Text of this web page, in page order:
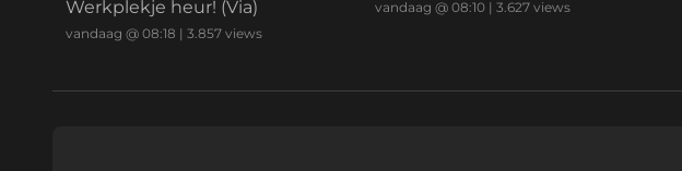
Werkplekje heur! (Via)
vandaag @ 08:18 | 3.857 views
mmel
vandaag @ 08:10| 3.627views